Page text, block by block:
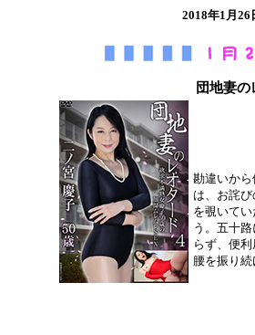
2018年1月
団地妻
勘違いか
は、お詫
を覗いて
う。五十
らず、便
腰を振り